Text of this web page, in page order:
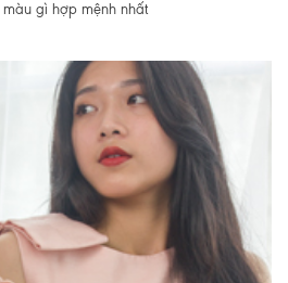
gì hợp mệnh nhất